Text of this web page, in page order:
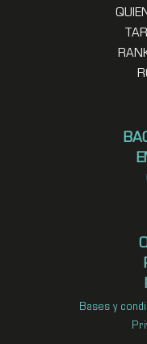
Bases y